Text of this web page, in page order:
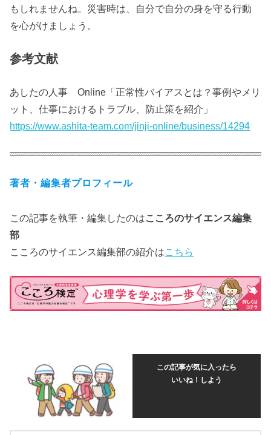
もしれませんね。災害時は、自分で自分の身を守る行動
を心がけましょう。
参考文献
あしたの人事 Online「正常性バイアスとは？事例やメリ
ット、仕事におけるトラブル、防止策を紹介」
https://www.ashita-team.com/jinji-online/business/14294
著者・編集者プロフィール
この記事を執筆・編集したのはこころのサイエンス編集
部
こころのサイエンス編集部の紹介はこちら
この記事が気に入ったら
いいね！しよう